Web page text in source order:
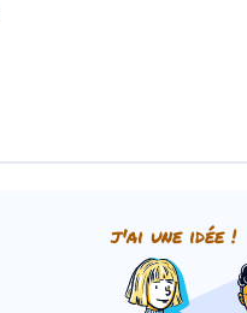
j'ai une idée !